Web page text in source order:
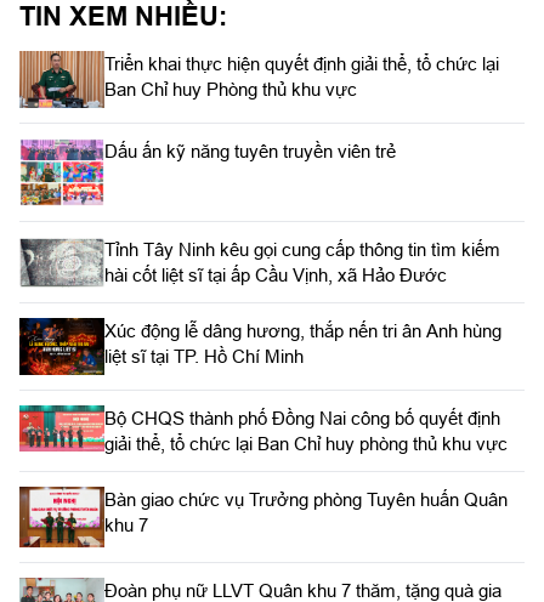
TIN XEM NHIỀU:
Triển khai thực hiện quyết định giải thể, tổ chức lại
Ban Chỉ huy Phòng thủ khu vực
Dấu ấn kỹ năng tuyên truyền viên trẻ
Tỉnh Tây Ninh kêu gọi cung cấp thông tin tìm kiếm
hài cốt liệt sĩ tại ấp Cầu Vịnh, xã Hảo Đước
Xúc động lễ dâng hương, thắp nến tri ân Anh hùng
liệt sĩ tại TP. Hồ Chí Minh
Bộ CHQS thành phố Đồng Nai công bố quyết định
giải thể, tổ chức lại Ban Chỉ huy phòng thủ khu vực
Bàn giao chức vụ Trưởng phòng Tuyên huấn Quân
khu 7
Đoàn phụ nữ LLVT Quân khu 7 thăm, tặng quà gia